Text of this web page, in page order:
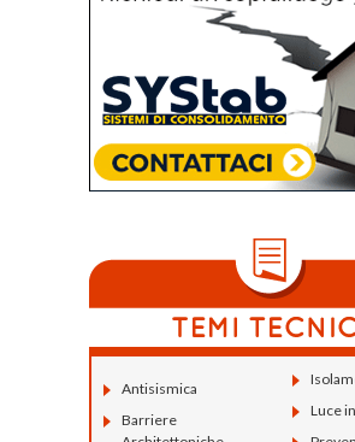
Antisismica
Barriere
Luce